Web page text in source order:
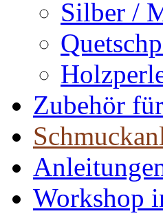
Silber /
Zubehör
Workshop